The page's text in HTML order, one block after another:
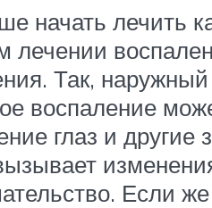
начать лечить
Так,
воспаление
глаз и другие
Если